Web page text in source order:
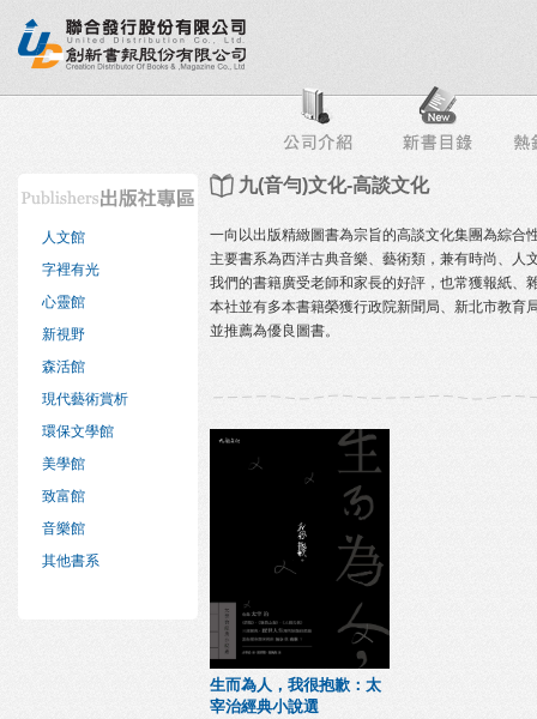
榜 出版社專區 書店專區 目錄下載 會員服務
人文館
字裡有光
心靈館
新視野
森活館
現代藝術賞析
環保文學館
美學館
致富館
音樂館
其他書系
九(音勻)文化-高談文化
一向以出版精緻圖書為宗旨的高談文化集團為綜合
主要書系為西洋古典音樂、藝術類，兼有時尚、人
我們的書籍廣受老師和家長的好評，也常獲報紙、
本社並有多本書籍榮獲行政院新聞局、新北市教育
並推薦為優良圖書。
生而為人，我很抱歉：太
宰治經典小說選